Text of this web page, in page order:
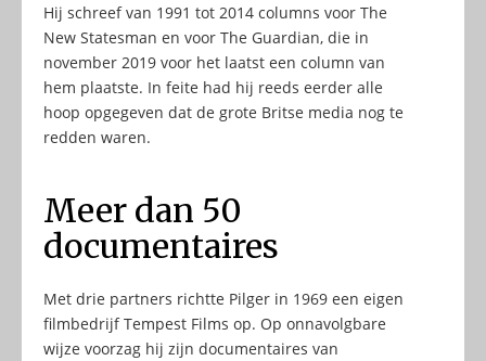
Hij schreef van 1991 tot 2014 columns voor The
New Statesman en voor The Guardian, die in
november 2019 voor het laatst een column van
hem plaatste. In feite had hij reeds eerder alle
hoop opgegeven dat de grote Britse media nog te
redden waren.
Meer dan 50
documentaires
Met drie partners richtte Pilger in 1969 een eigen
filmbedrijf Tempest Films op. Op onnavolgbare
wijze voorzag hij zijn documentaires van